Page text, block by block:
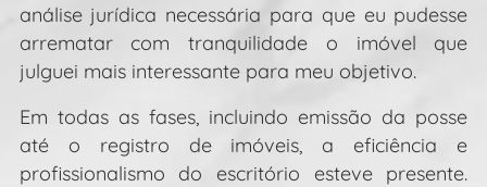
análise jurídica necessária para que eu pudesse
arrematar com tranquilidade o imóvel que
julguei mais interessante para meu objetivo.
Em todas as fases, incluindo emissão da posse
até o registro de imóveis, a eficiência e
profissionalismo do escritório esteve presente.